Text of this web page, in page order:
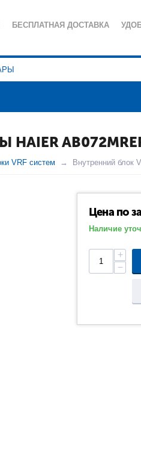
БЕСПЛАТНАЯ ДОСТАВКА
VRF систем Внутренний блок
Цена по
Наличие
+
−